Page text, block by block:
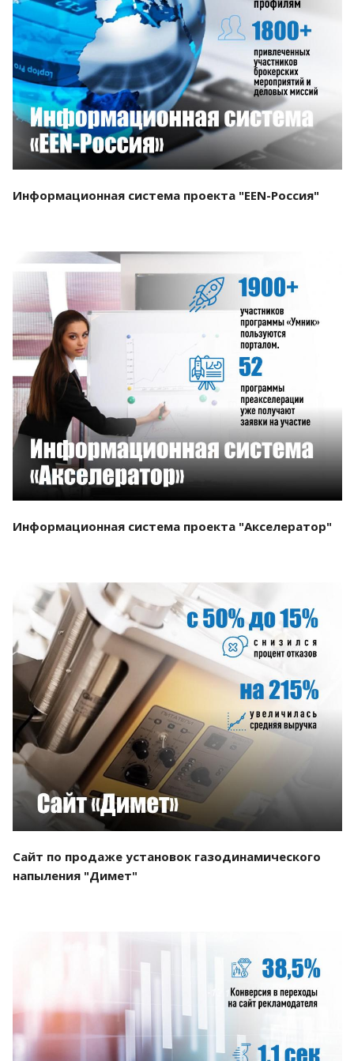
Смотреть проект
Информационная система проекта "EEN-Россия"
Смотреть проект
Информационная система проекта "Акселератор"
Смотреть проект
Сайт по продаже установок газодинамического
напыления "Димет"